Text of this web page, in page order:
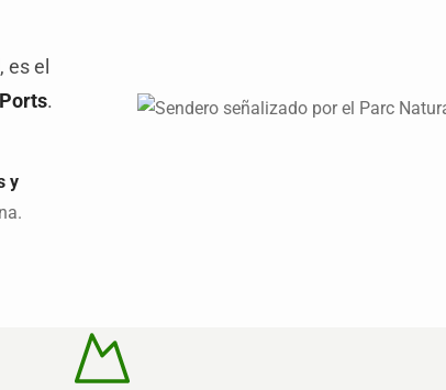
, es el
.
y